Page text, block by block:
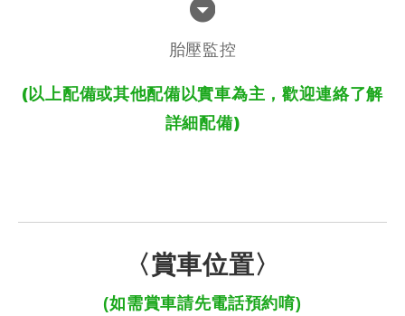
胎壓監控
(以上配備或其他配備以實車為主，歡迎連絡了解
詳細配備)
〈賞車位置〉
(如需賞車請先電話預約唷)